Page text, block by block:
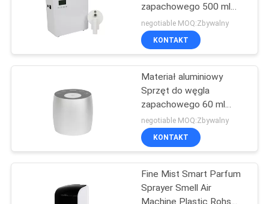
zapachowego 500 ml
Biały 800-1200m3
Pochłanianie zapachami
negotiable MOQ:Zbywalny
KONTAKT
Materiał aluminiowy
Sprzęt do węgla
zapachowego 60 ml
OEM Mini Biały Diffuser
Bezwodny
negotiable MOQ:Zbywalny
KONTAKT
Fine Mist Smart Parfum
Sprayer Smell Air